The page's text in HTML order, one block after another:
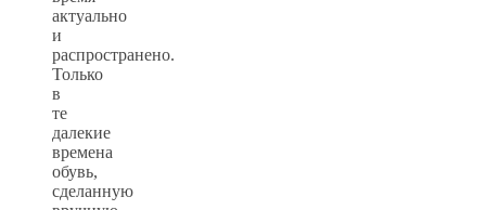
актуально
и
распространено.
Только
в
те
далекие
времена
обувь,
сделанную